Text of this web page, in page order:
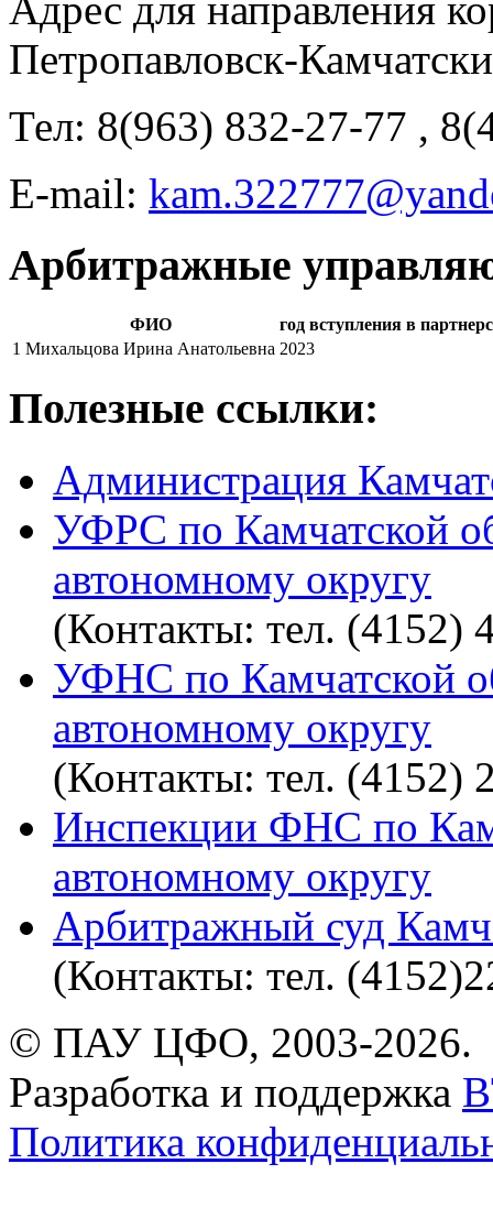
Адрес для направления
Петропавловск-
Тел: 8(963) 832-27-77 ,
E-mail:
Арбитражные
ФИО
год вступления в
1 Михальцова Ирина Анатольевна 2023
Полезные ссылки:
Администрация
УФРС по Камчатской
автономному округу
(Контакты: тел. (4152)
УФНС по Камчатской
автономному округу
(Контакты: тел. (4152)
Инспекции ФНС по
автономному округу
Арбитражный суд
(Контакты: тел.
© ПАУ ЦФО, 2003-2026.
Разработка и поддержка
Политика